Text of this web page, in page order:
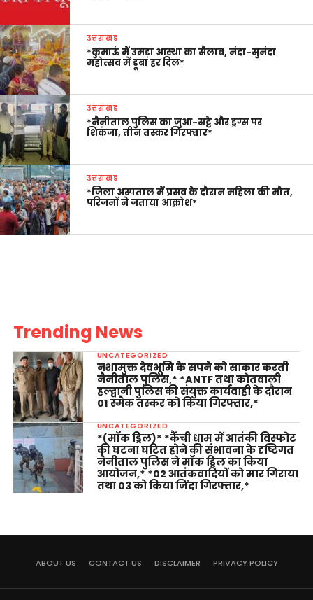
उत्तराखंड
*कुमाऊं में उमड़ा आस्था का सैलाब, नंदा-सुनंदा
महोत्सव में डूबा हर दिल*
उत्तराखंड
*नैनीताल पुलिस का जुआ-सट्टे और ड्रग्स पर
शिकंजा, तीन तस्कर गिरफ्तार*
उत्तराखंड
*जिला अस्पताल में प्रसव के दौरान महिला की मौत,
परिजनों ने जताया आक्रोश*
Trending News
UNCATEGORIZED
नशामुक्त देवभूमि के सपने को साकार करती
नैनीताल पुलिस,* *ANTF तथा कोतवाली
हल्द्वानी पुलिस की संयुक्त कार्यवाही के दौरान
01 स्मैक तस्कर को किया गिरफ्तार,*
UNCATEGORIZED
*(मॉक ड्रिल)* *कैंची धाम में आतंकी विस्फोट
की घटना घटित होने की संभावना के दृष्टिगत
नैनीताल पुलिस ने मॉक ड्रिल का किया
आयोजन,* *02 आतंकवादियों को मार गिराया
तथा 03 को किया जिंदा गिरफ्तार,*
ABOUT US CONTACT US DISCLAIMER PRIVACY POLICY